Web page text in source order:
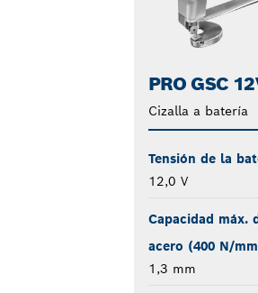
PRO GSC
Cizalla a batería
Tensión de la
12,0 V
Capacidad máx.
acero (400 N/
1,3 mm